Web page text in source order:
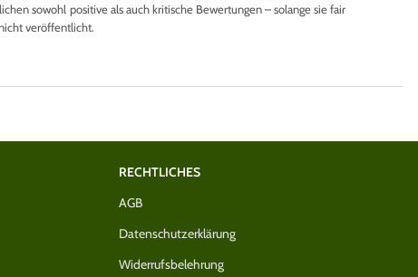
sowohl positive als auch kritische Bewertungen – solange sie fair
veröffentlicht.
RECHTLICHES
AGB
Datenschutzerklärung
Widerrufsbelehrung